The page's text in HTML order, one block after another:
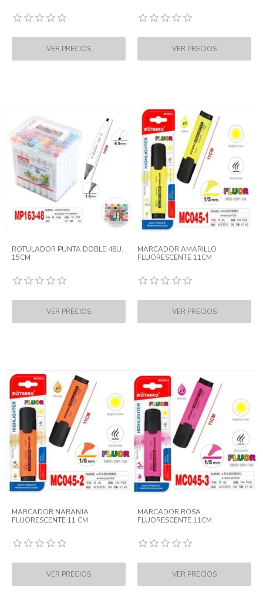
ROTULADOR PUNTA DOBLE 48U.
15CM
MARCADOR AMARILLO
FLUORESCENTE 11CM
MARCADOR NARANJA
FLUORESCENTE 11 CM
MARCADOR ROSA
FLUORESCENTE 11CM